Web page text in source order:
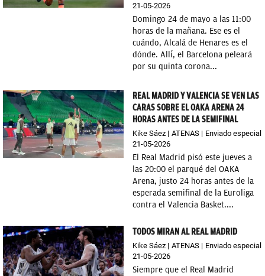
21-05-2026
Domingo 24 de mayo a las 11:00
horas de la mañana. Ese es el
cuándo, Alcalá de Henares es el
dónde. Allí, el Barcelona peleará
por su quinta corona...
REAL MADRID Y VALENCIA SE VEN LAS
CARAS SOBRE EL OAKA ARENA 24
HORAS ANTES DE LA SEMIFINAL
Kike Sáez ATENAS
Enviado especial
21-05-2026
El Real Madrid pisó este jueves a
las 20:00 el parqué del OAKA
Arena, justo 24 horas antes de la
esperada semifinal de la Euroliga
contra el Valencia Basket....
TODOS MIRAN AL REAL MADRID
Kike Sáez ATENAS
Enviado especial
21-05-2026
Siempre que el Real Madrid